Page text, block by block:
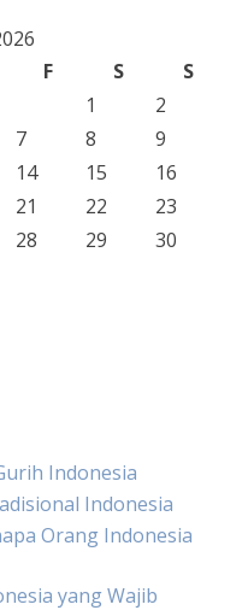
F S
S
1
2
7 8
9
14 15
16
21 22
23
28 29
30
Indonesia
Indonesia
Orang Indonesia
yang Wajib